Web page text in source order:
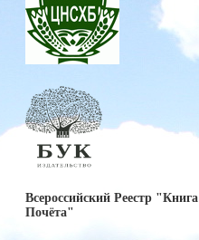
Всероссийский Реестр "Книга
Почёта"